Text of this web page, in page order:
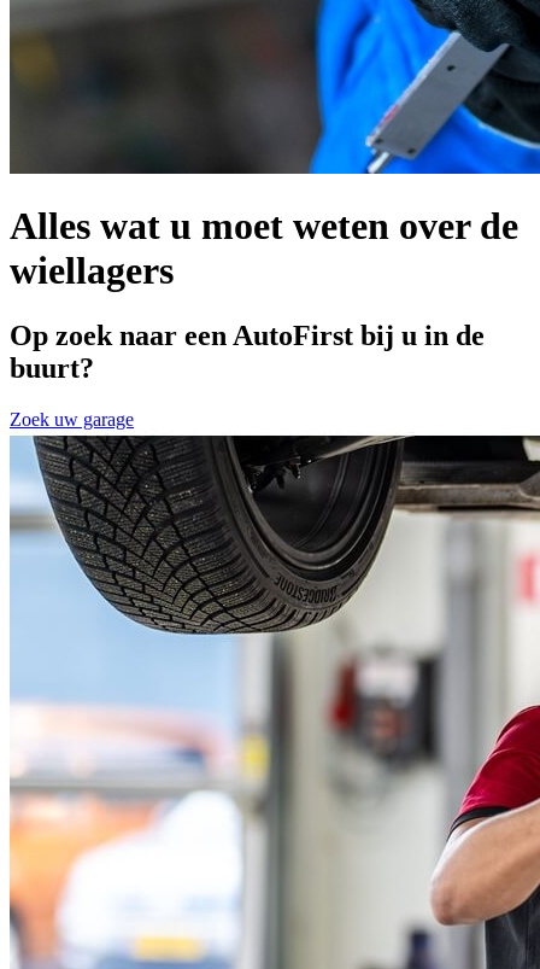
Alles wat u moet weten over de
wiellagers
Op zoek naar een AutoFirst bij u in de
buurt?
Zoek uw garage